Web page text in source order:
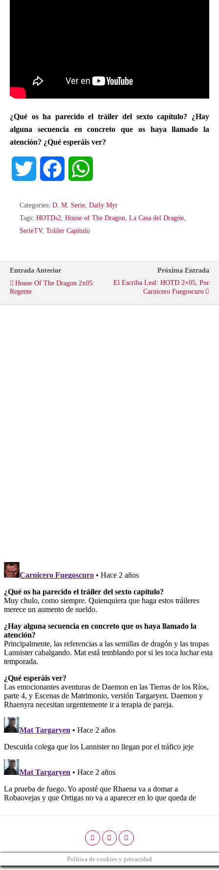
¿Qué os ha parecido el tráiler del sexto capítulo? ¿Hay
alguna secuencia en concreto que os haya llamado la
atención? ¿Qué esperáis ver?
i
t
c a
Categories: D. M. Serie Daily Myr
Tags: HOTDs2 House of The Dragon La Casa del Dragón
SerieTV, Tráiler Capítulo
Entrada Anterior
House Of The Dragon 2x05:
Regente
Próxima Entrada
El Escriba Leal: HOTD 2×05, Por
Carnicero Fuegoscuro
Política de cookies y privacidad